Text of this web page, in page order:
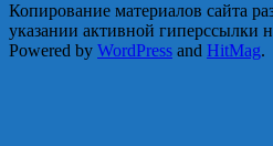
Копирование материалов сайта
указании активной гиперссылки
Powered by WordPress and HitMag.